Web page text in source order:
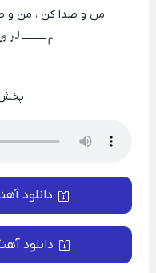
من و صدا کن ، من و
پخش
دانلود
دانلود